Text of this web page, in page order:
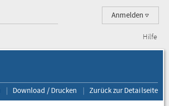
Anmelden
Hilfe
Download / Drucken Zurück zur Detailseite